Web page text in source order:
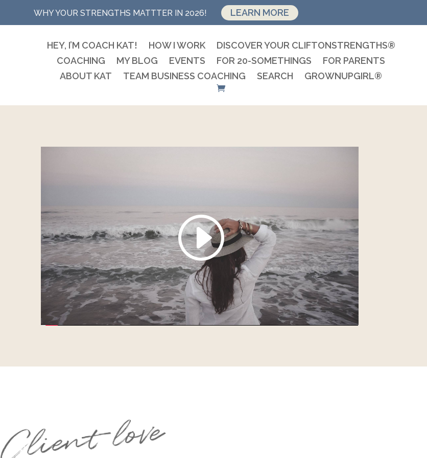
WHY YOUR STRENGTHS MATTTER IN 2026! LEARN MORE
HEY, I’M COACH KAT! HOW I WORK
DISCOVER YOUR CLIFTONSTRENGTHS®
COACHING
MY BLOG EVENTS FOR 20-SOMETHINGS
FOR PARENTS
ABOUT KAT
TEAM BUSINESS COACHING SEARCH GROWNUPGIRL®
Client love